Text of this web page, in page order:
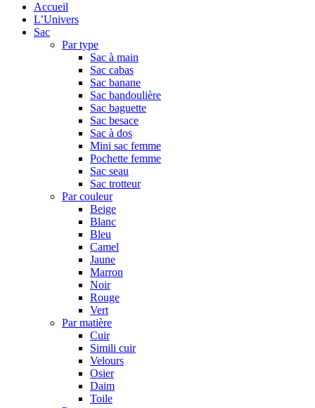
Accueil
L’Univers
Sac
Par type
Sac à main
Sac cabas
Sac banane
Sac bandoulière
Sac baguette
Sac besace
Sac à dos
Mini sac femme
Pochette femme
Sac seau
Sac trotteur
Par couleur
Beige
Blanc
Bleu
Camel
Jaune
Marron
Noir
Rouge
Vert
Par matière
Cuir
Simili cuir
Velours
Osier
Daim
Toile